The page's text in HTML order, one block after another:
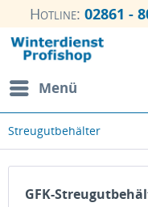
Hotline: 02861 -
Menü
Streugutbehälter
GFK-